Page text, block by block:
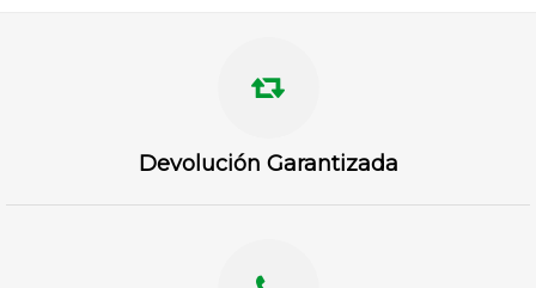
Devolución Garantizada